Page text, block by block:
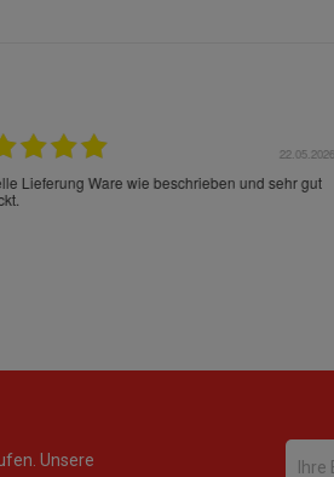
22.05.2026
Lieferung Ware wie beschrieben und sehr gut
Unsere